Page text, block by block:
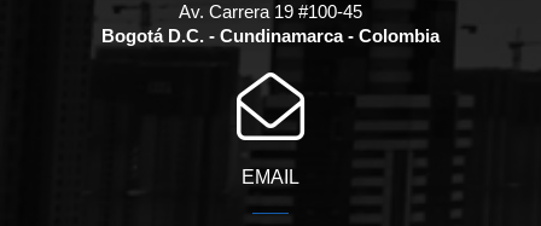
Av. Carrera 19 #100-45
Bogotá D.C. - Cundinamarca - Colombia
EMAIL